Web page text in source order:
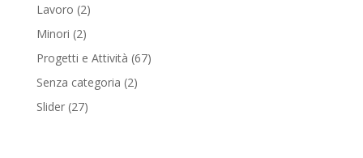
Lavoro (2)
Minori (2)
Progetti e Attività (67)
Senza categoria (2)
Slider(27)